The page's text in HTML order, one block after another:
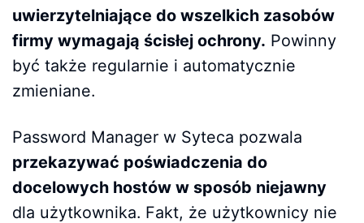
uwierzytelniające do wszelkich zasobów
firmy wymagają ścisłej ochrony. Powinny
być także regularnie i automatycznie
zmieniane.
Password Manager w Syteca pozwala
przekazywać poświadczenia do
docelowych hostów w sposób niejawny
dla użytkownika. Fakt, że użytkownicy nie